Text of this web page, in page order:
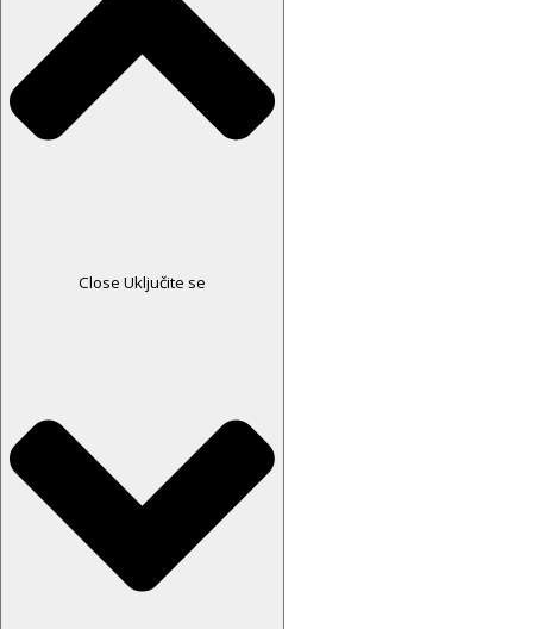
Close Uključite se